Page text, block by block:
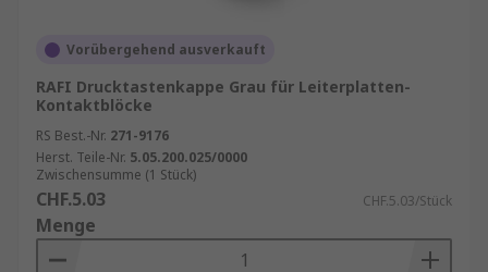
Vorübergehend ausverkauft
RAFI Drucktastenkappe Grau für Leiterplatten-
Kontaktblöcke
RS Best.-Nr. 271-9176
Herst. Teile-Nr. 5.05.200.025/0000
Zwischensumme (1 Stück)
CHF.5.03 CHF.5.03/Stück
Menge